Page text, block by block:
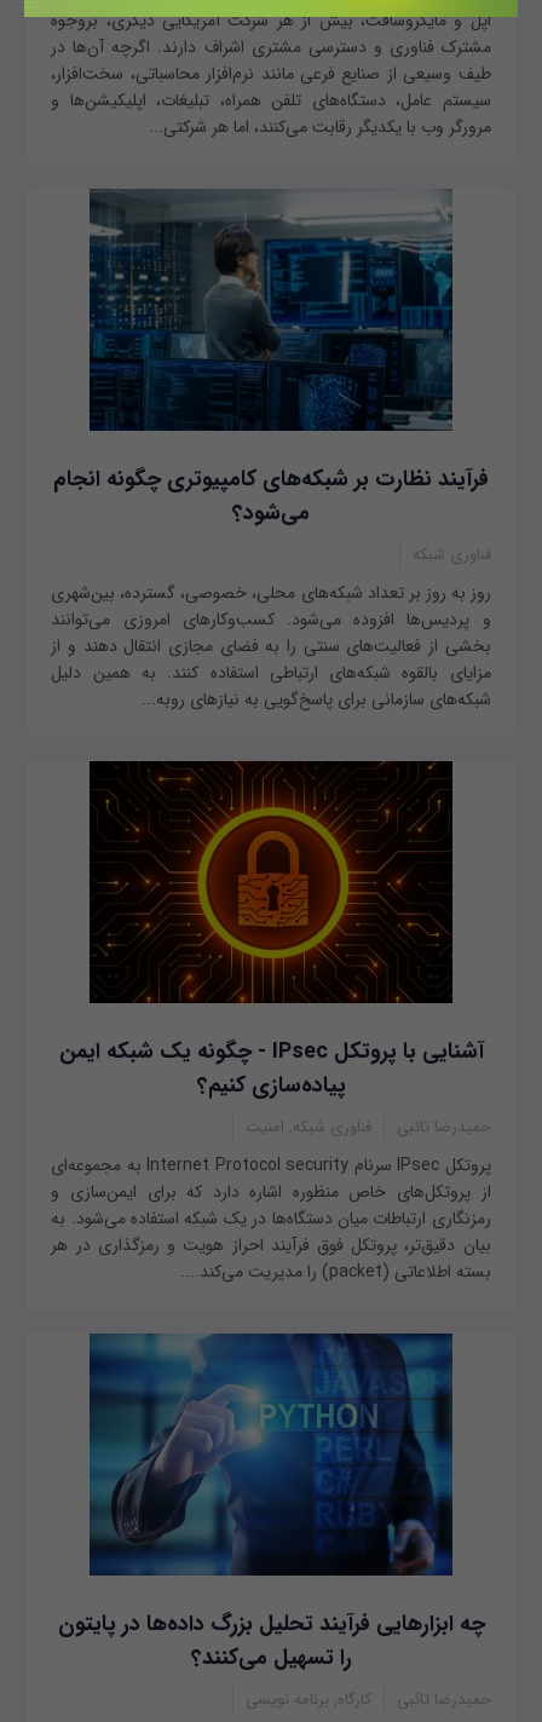
اپل و مایکروسافت، بیش از هر شرکت آمریکایی دیگری، بروجوه
مشترک فناوری و دسترسی مشتری اشراف دارند. اگرچه آن‌ها در
طیف وسیعی از صنایع فرعی مانند نرم‌افزار محاسباتی، سخت‌افزار،
سیستم عامل، دستگاه‌های تلفن همراه، تبلیغات، اپلیکیشن‌ها و
مرورگر وب با یکدیگر رقابت می‌کنند، اما هر شرکتی...
فرآیند نظارت بر شبکه‌های کامپیوتری چگونه انجام
می‌شود؟
فناوری شبکه
روز به روز بر تعداد شبکه‌های محلی، خصوصی، گسترده، بین‌شهری
و پردیس‌ها افزوده می‌شود. کسب‌وکارهای امروزی می‌توانند
بخشی از فعالیت‌های سنتی را به فضای مجازی انتقال دهند و از
مزایای بالقوه شبکه‌های ارتباطی استفاده کنند. به همین دلیل
شبکه‌های سازمانی برای پاسخ‌گویی به نیازهای روبه‌...
آشنایی با پروتکل IPsec - چگونه یک شبکه ایمن
پیاده‌سازی کنیم؟
حمیدرضا تائبی فناوری شبکه, امنیت
پروتکل IPsec سرنام Internet Protocol security به مجموعه‌ای
از پروتکل‌های خاص منظوره اشاره دارد که برای ایمن‌سازی و
رمزنگاری ارتباطات میان دستگاه‌ها در یک شبکه استفاده می‌شود. به
بیان دقیق‌تر، پروتکل فوق فرآیند احراز هویت و رمزگذاری در هر
بسته اطلاعاتی (packet) را مدیریت می‌کند....
چه ابزارهایی فرآیند تحلیل بزرگ داده‌ها در پایتون
را تسهیل می‌کنند؟
حمیدرضا تائبی کارگاه, برنامه نویسی